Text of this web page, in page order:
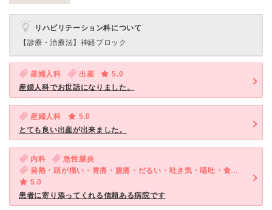
リハビリテーション科について
【診療・治療法】 神経ブロック
産婦人科 出産
5.0
産婦人科でお世話になりました。
産婦人科
5.0
とても良い出産が出来ました。
内科
急性腸炎
発熱・頭が痛い・胃痛・腹痛・だるい・吐き気・嘔吐・食欲不振・体調不良・急性の下痢
5.0
患者に寄り添ってくれる信頼ある病院です